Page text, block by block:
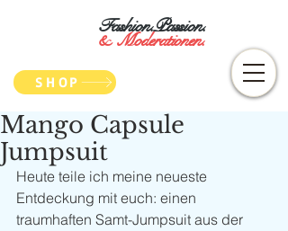
Fashion.Passion.
&Moderationen.
SHOP
Mango Capsule
Jumpsuit
Heute teile ich meine neueste
Entdeckung mit euch: einen
traumhaften Samt-Jumpsuit aus der